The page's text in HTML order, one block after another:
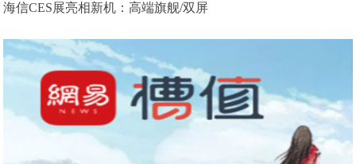
海信CES展亮相新机：高端旗舰/双屏